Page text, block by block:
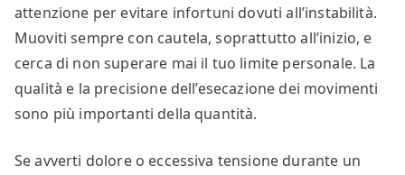
attenzione per evitare infortuni dovuti all’instabilità.
Muoviti sempre con cautela, soprattutto all’inizio, e
cerca di non superare mai il tuo limite personale. La
qualità e la precisione dell’esecazione dei movimenti
sono più importanti della quantità.
Se avverti dolore o eccessiva tensione durante un